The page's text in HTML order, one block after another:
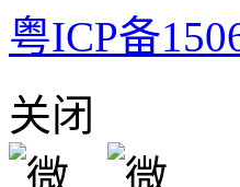
粤ICP备
关闭